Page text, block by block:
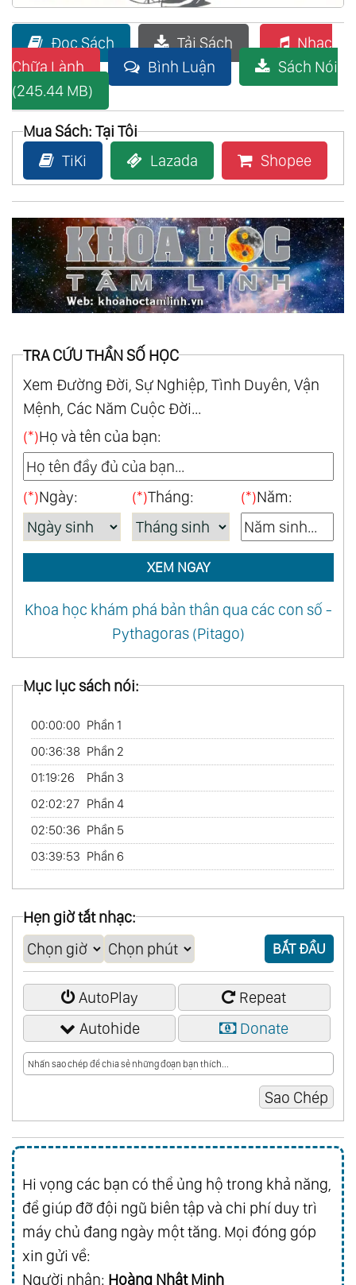
Đọc Sách Tải Sách
Nhạc
Chữa Lành
Bình Luận
Sách Nói
(245.44 MB)
Mua Sách: Tại Tôi
TiKi
Lazada Shopee
TRA CỨU THẦN SỐ HỌC
Xem Đường Đời, Sự Nghiệp, Tình Duyên, Vận
Mệnh, Các Năm Cuộc Đời...
(*)Họ và tên của bạn:
(*)Ngày: (*)Tháng: (*)Năm:
XEM NGAY
Khoa học khám phá bản thân qua các con số -
Pythagoras (Pitago)
Mục lục sách nói:
00:00:00 Phần 1
00:36:38 Phần 2
01:19:26
Phần 3
02:02:27 Phần 4
02:50:36 Phần 5
03:39:53 Phần 6
Hẹn giờ tắt nhạc:
BẮT ĐẦU
AutoPlay
Repeat
Autohide
Donate
Hi vọng các bạn có thể ủng hộ trong khả năng,
để giúp đỡ đội ngũ biên tập và chi phí duy trì
máy chủ đang ngày một tăng. Mọi đóng góp
xin gửi về:
Người nhận: Hoàng Nhật Minh